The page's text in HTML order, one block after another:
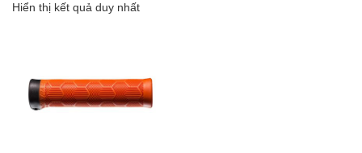
Hiển thị kết quả duy nhất